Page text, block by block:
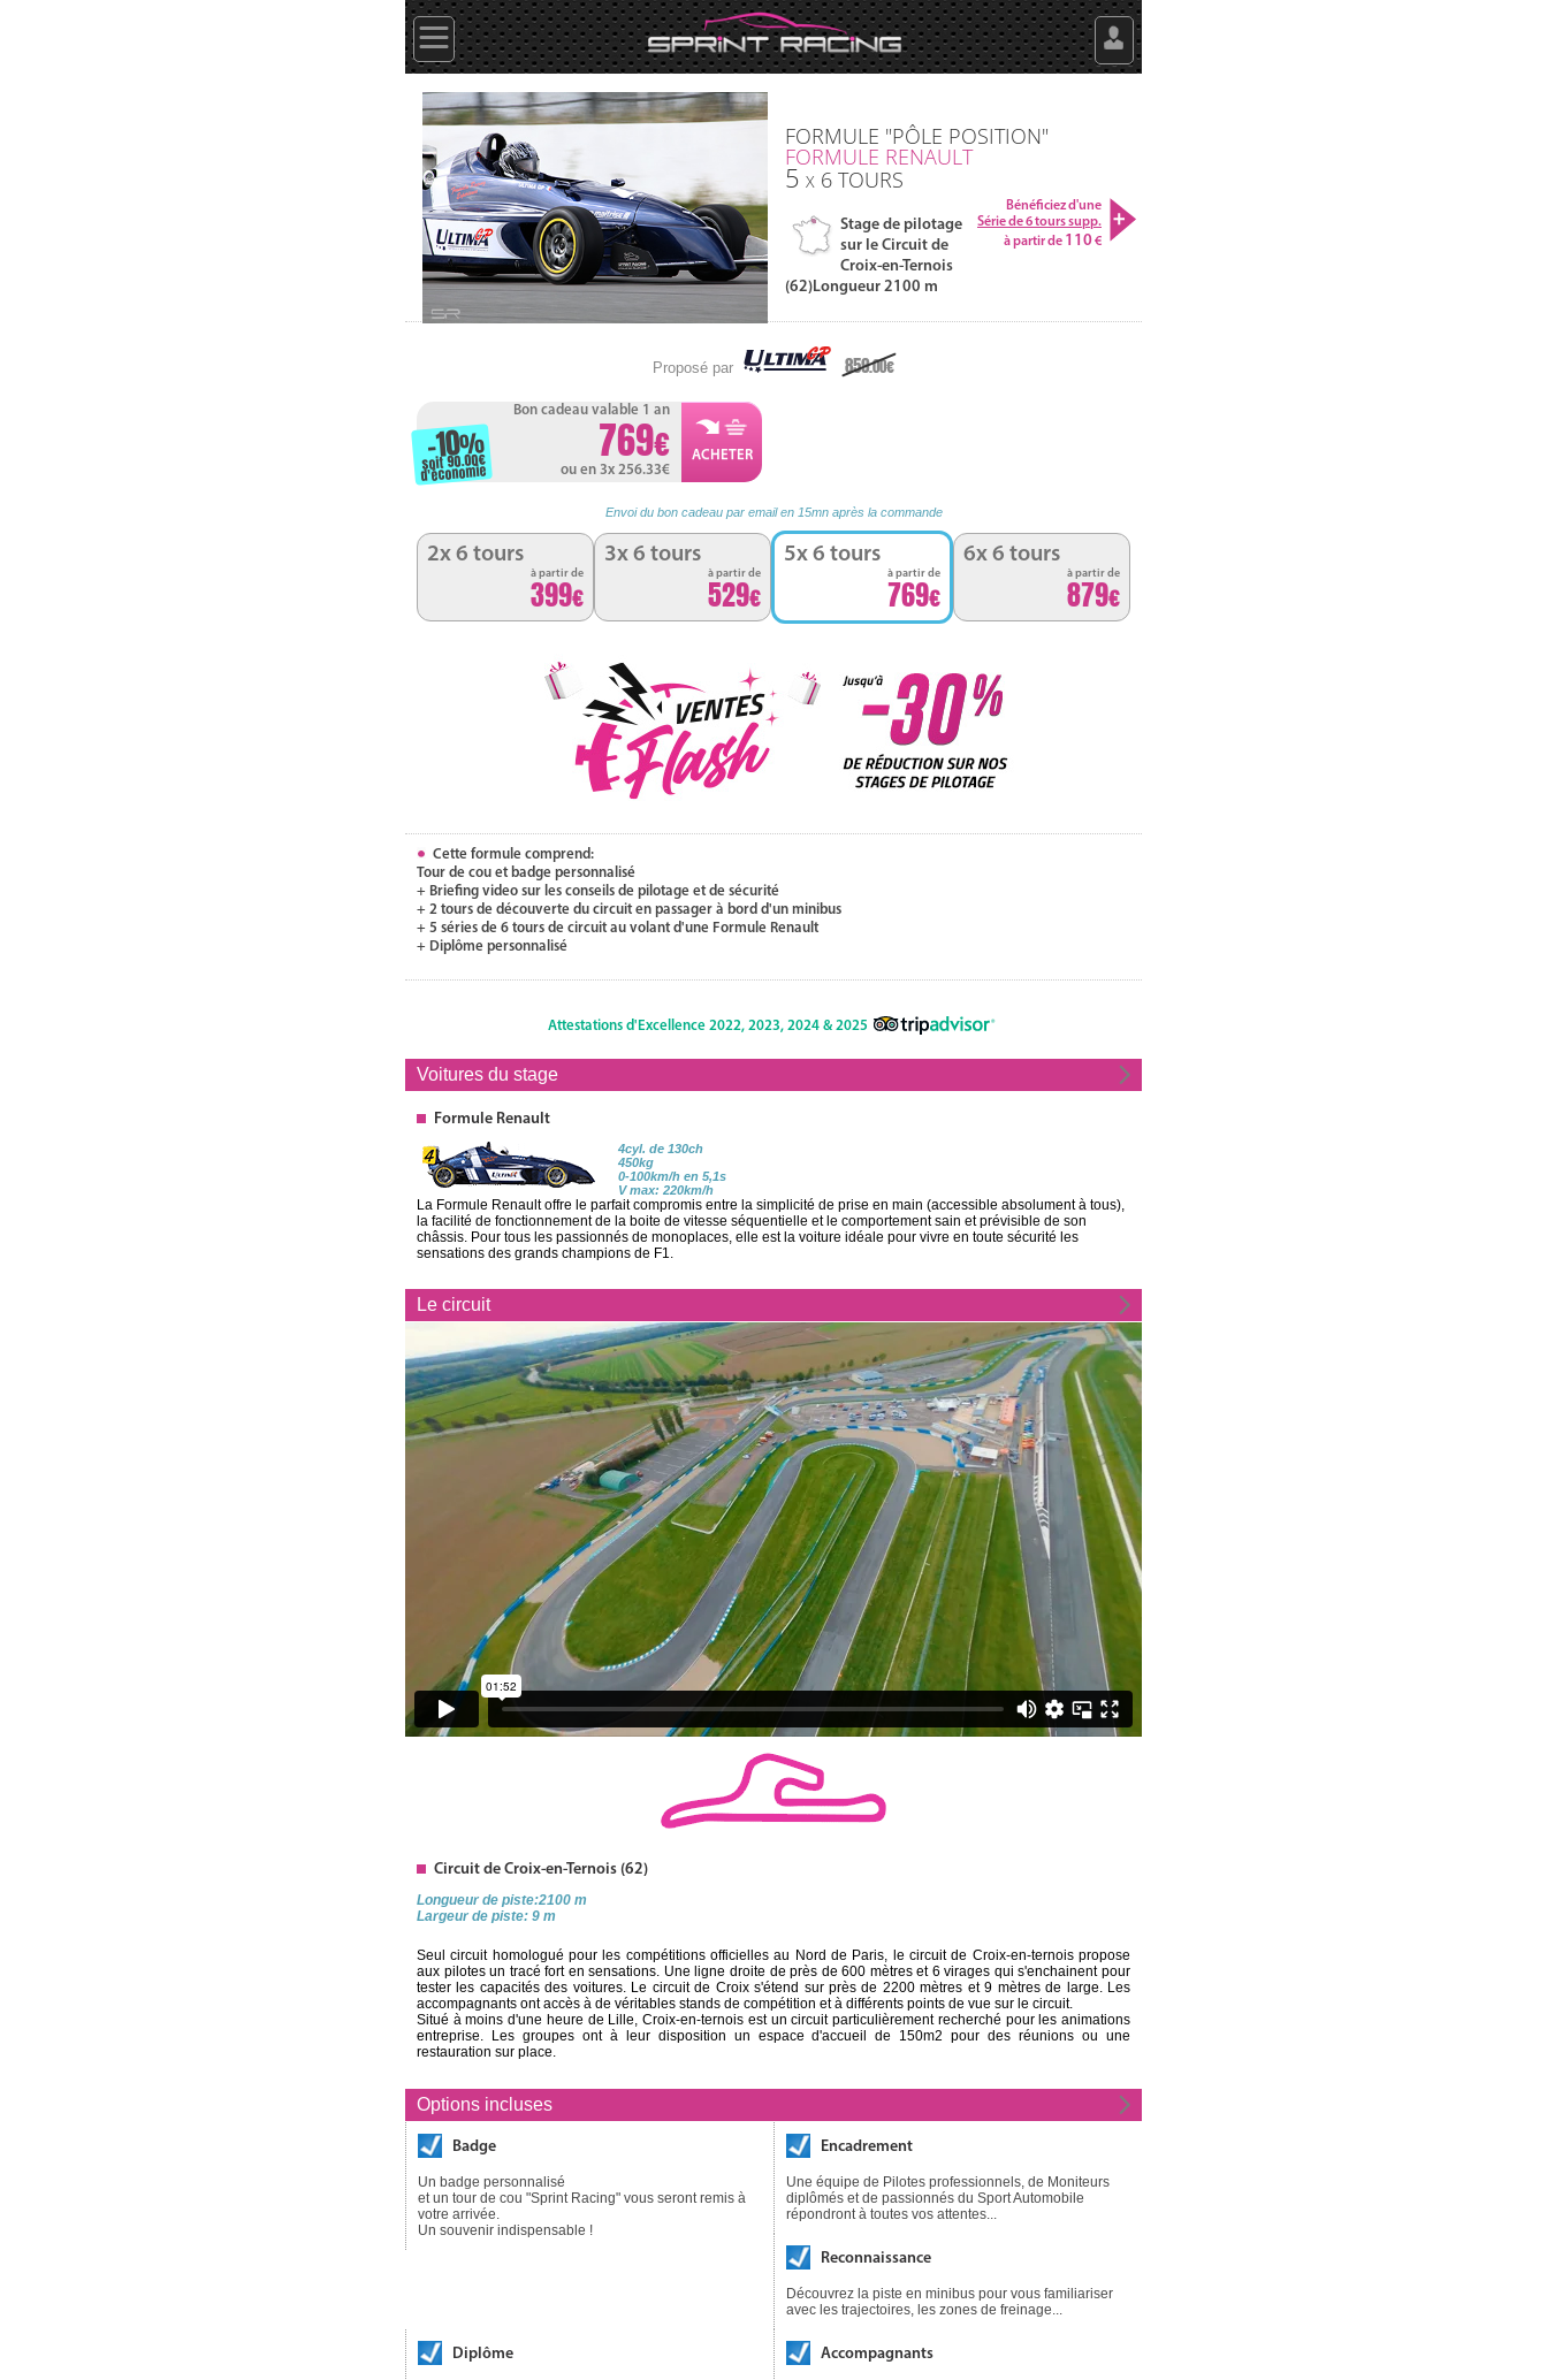
FORMULE "PÔLE POSITION"
FORMULE RENAULT
5 X 6 TOURS
Bénéficiez d'une
Série de 6 tours supp.
à partir de 110
Stage de pilotage
sur le Circuit de
Croix-en-Ternois
(62)Longueur 2100 m
Proposé par 859.00
Bon cadeau valable 1 an
769
ou en 3x 256.33
-10%
soit 90.00
d'économie
Envoi du bon cadeau par email en 15mn après la commande
2x 6 tours
à partir de
399
3x 6 tours
à partir de
529
5x 6 tours
à partir de
769
6x 6 tours
à partir de
879
Cette formule comprend:
Tour de cou et badge personnalisé
+ Briefing video sur les conseils de pilotage et de sécurité
+ 2 tours de découverte du circuit en passager à bord d'un minibus
+ 5 séries de 6 tours de circuit au volant d'une Formule Renault
+ Diplôme personnalisé
Attestations d'Excellence 2022, 2023, 2024 & 2025
Options incluses
Badge
Un badge personnalisé
et un tour de cou "Sprint Racing" vous seront remis à
votre arrivée.
Un souvenir indispensable !
Encadrement
Une équipe de Pilotes professionnels, de Moniteurs
diplômés et de passionnés du Sport Automobile
répondront à toutes vos attentes...
Reconnaissance
Découvrez la piste en minibus pour vous familiariser
avec les trajectoires, les zones de freinage...
Diplôme Accompagnants
Voitures du stage
Formule Renault
4cyl. de 130ch
450kg
0-100km/h en 5,1s
V max: 220km/h
La Formule Renault offre le parfait compromis entre la simplicité de prise en main (accessible absolument à tous),
la facilité de fonctionnement de la boite de vitesse séquentielle et le comportement sain et prévisible de son
châssis. Pour tous les passionnés de monoplaces, elle est la voiture idéale pour vivre en toute sécurité les
sensations des grands champions de F1.
Le circuit
Circuit de Croix-en-Ternois (62)
Longueur de piste:2100 m
Largeur de piste: 9 m
Seul circuit homologué pour les compétitions officielles au Nord de Paris, le circuit de Croix-en-ternois propose
aux pilotes un tracé fort en sensations. Une ligne droite de près de 600 mètres et 6 virages qui s'enchainent pour
tester les capacités des voitures. Le circuit de Croix s'étend sur près de 2200 mètres et 9 mètres de large. Les
accompagnants ont accès à de véritables stands de compétition et à différents points de vue sur le circuit.
Situé à moins d'une heure de Lille, Croix-en-ternois est un circuit particulièrement recherché pour les animations
entreprise. Les groupes ont à leur disposition un espace d'accueil de 150m2 pour des réunions ou une
restauration sur place.